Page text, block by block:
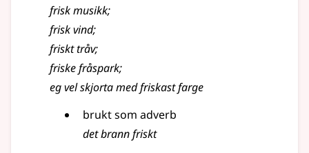
frisk musikk;
frisk vind;
friskt tråv;
friske fråspark;
eg vel skjorta med friskast farge
brukt som adverb
det brann friskt